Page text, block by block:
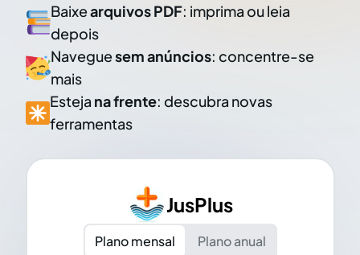
Baixearquivos PDF: imprima ou leia
depois
Naveguesem anúncios: concentre-se
mais
Esteja na frente: descubra novas
ferramentas
JusPlus
Plano mensal
Plano anual